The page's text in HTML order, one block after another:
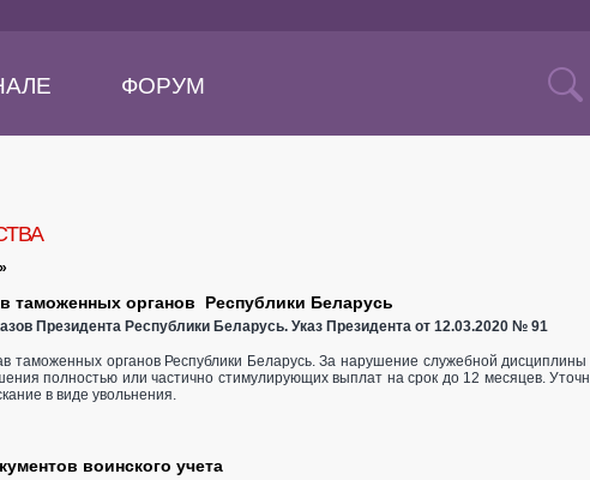
ФОРУМ
»
таможенных органов Республики Беларусь
Президента Республики Беларусь. Указ Президента от 12.03.2020 № 91
таможенных органов Республики Беларусь. За нарушение служебной
полностью или частично стимулирующих выплат на срок до 12 месяцев.
в виде увольнения.
воинского учета